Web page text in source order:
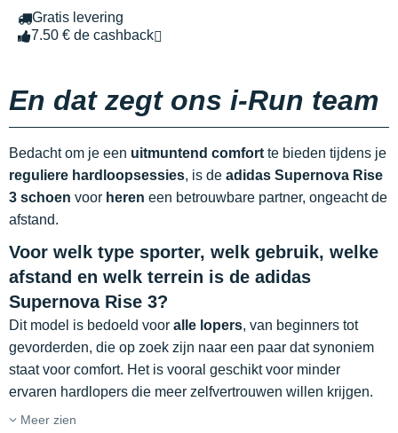
Gratis levering
7.50 € de cashback
En dat zegt ons i-Run team
Bedacht om je een uitmuntend comfort te bieden tijdens je
reguliere hardloopsessies, is de adidas Supernova Rise
3 schoen voor heren een betrouwbare partner, ongeacht de
afstand.
Voor welk type sporter, welk gebruik, welke
afstand en welk terrein is de adidas
Supernova Rise 3?
Dit model is bedoeld voor alle lopers, van beginners tot
gevorderden, die op zoek zijn naar een paar dat synoniem
staat voor comfort. Het is vooral geschikt voor minder
ervaren hardlopers die meer zelfvertrouwen willen krijgen.
Meer zien